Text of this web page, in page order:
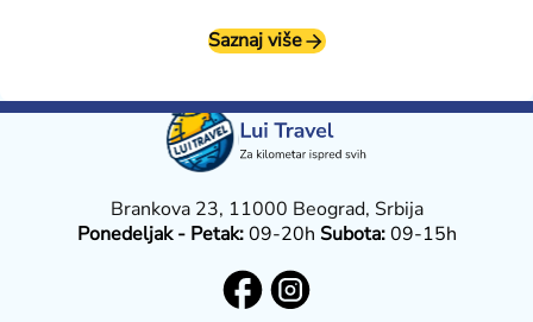
Saznaj više
Brankova 23, 11000 Beograd, Srbija
Ponedeljak - Petak:09-20h Subota:09-15h